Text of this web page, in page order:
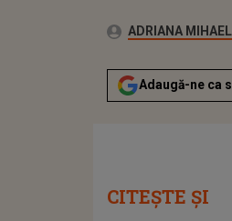
Autor:ADRIANA
Adaugă-ne ca
CITEȘTE ȘI